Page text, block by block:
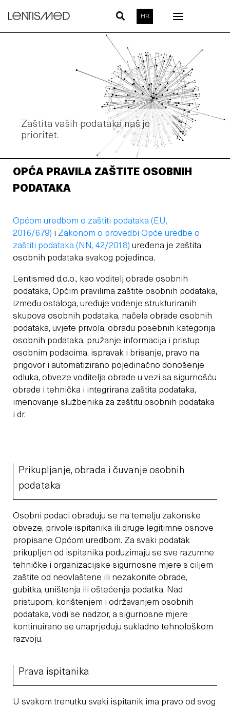
content
HR
Zaštita vaših podataka naš je
prioritet.
OPĆA PRAVILA ZAŠTITE OSOBNIH
PODATAKA
Općom uredbom o zaštiti podataka (EU,
2016/679) i Zakonom o provedbi Opće uredbe o
zaštiti podataka (NN, 42/2018) uređena je zaštita
osobnih podataka svakog pojedinca.
Lentismed d.o.o., kao voditelj obrade osobnih
podataka, Općim pravilima zaštite osobnih podataka,
između ostaloga, uređuje vođenje strukturiranih
skupova osobnih podataka, načela obrade osobnih
podataka, uvjete privola, obradu posebnih kategorija
osobnih podataka, pružanje informacija i pristup
osobnim podacima, ispravak i brisanje, pravo na
prigovor i automatizirano pojedinačno donošenje
odluka, obveze voditelja obrade u vezi sa sigurnošću
obrade i tehnička i integrirana zaštita podataka,
imenovanje službenika za zaštitu osobnih podataka
i dr.
Prikupljanje, obrada i čuvanje osobnih
podataka
Osobni podaci obrađuju se na temelju zakonske
obveze, privole ispitanika ili druge legitimne osnove
propisane Općom uredbom. Za svaki podatak
prikupljen od ispitanika poduzimaju se sve razumne
tehničke i organizacijske sigurnosne mjere s ciljem
zaštite od neovlaštene ili nezakonite obrade,
gubitka, uništenja ili oštećenja podatka. Nad
pristupom, korištenjem i održavanjem osobnih
podataka, vodi se nadzor, a sigurnosne mjere
kontinuirano se unaprjeđuju sukladno tehnološkom
razvoju.
Prava ispitanika
U svakom trenutku svaki ispitanik ima pravo od svog